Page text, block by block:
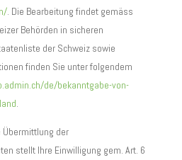
. Die Bearbeitung findet gemäss
Behörden in sicheren
der Schweiz sowie
finden Sie unter folgendem
de/bekanntgabe-von-
.
der
stellt Ihre Einwilligung gem. Art. 6